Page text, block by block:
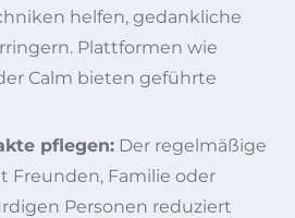
helfen, gedankliche
Plattformen wie
Calm bieten geführte
pflegen: Der regelmäßige
Freunden, Familie oder
Personen reduziert